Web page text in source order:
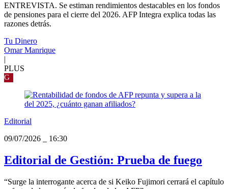
ENTREVISTA. Se estiman rendimientos destacables en los fondos
de pensiones para el cierre del 2026. AFP Integra explica todas las
razones detrás.
Tu Dinero
Omar Manrique
|
PLUS
G
Editorial
09/07/2026
16:30
Editorial de Gestión: Prueba de fuego
“Surge la interrogante acerca de si Keiko Fujimori cerrará el capítulo